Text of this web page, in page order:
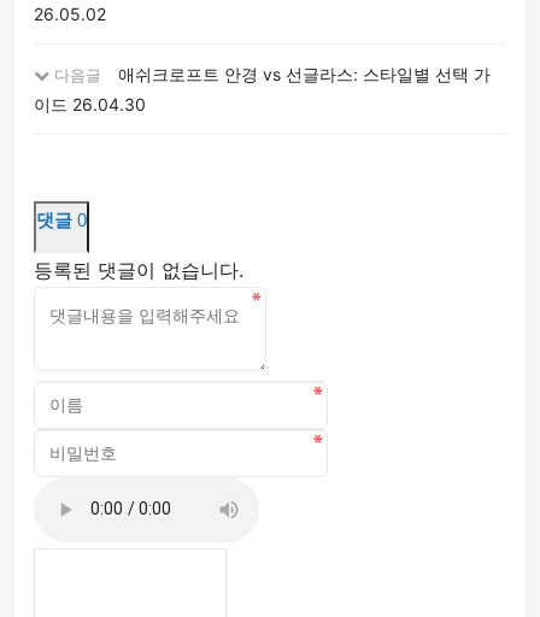
26.05.02
다음글
애쉬크로프트 안경 vs 선글라스: 스타일별 선택 가
이드 26.04.30
댓글 0
등록된 댓글이 없습니다.